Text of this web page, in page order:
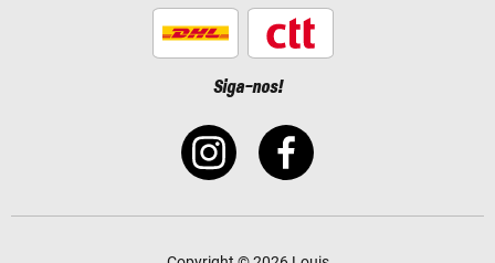
Siga-nos!